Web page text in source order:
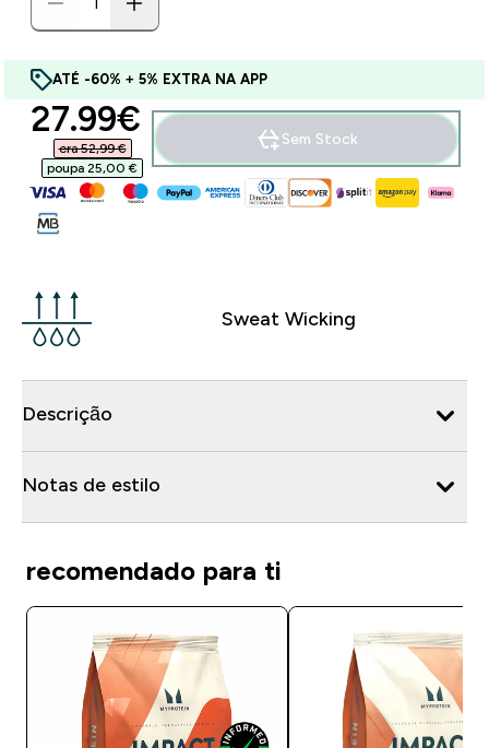
ATÉ -60% + 5% EXTRA NA APP
discounted price
27.99€‎
era 52,99 €‎
poupa 25,00 €‎
Sem Stock
Sweat Wicking
Descrição
Notas de estilo
recomendado para ti